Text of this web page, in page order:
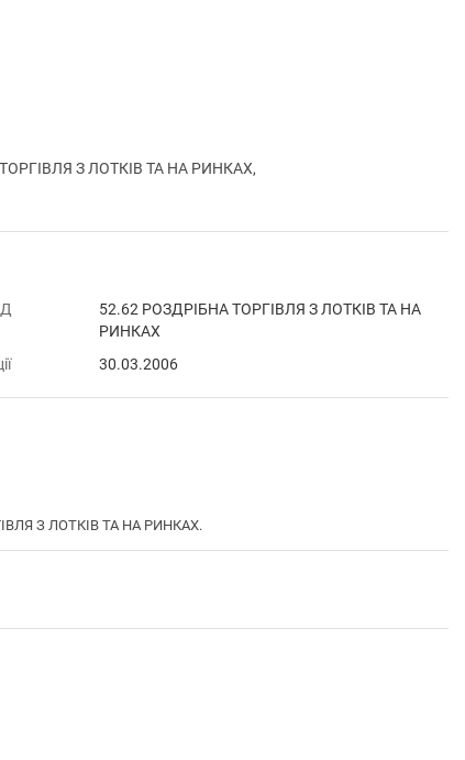
З ЛОТКІВ ТА НА РИНКАХ,
52.62 РОЗДРІБНА ТОРГІВЛЯ З ЛОТКІВ ТА НА
РИНКАХ
30.03.2006
З ЛОТКІВ ТА НА РИНКАХ.